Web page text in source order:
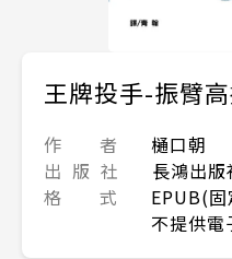
王牌投手-振臂
作 者
樋口朝
出 版 社
長鴻出版
格 式
EPUB(
不提供電